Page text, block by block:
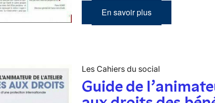
En savoir plus
Les Cahiers du social
Guide de